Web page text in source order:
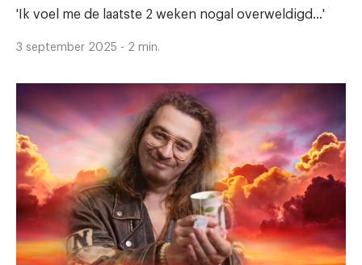
'Ik voel me de laatste 2 weken nogal overweldigd...'
3 september 2025 - 2 min.